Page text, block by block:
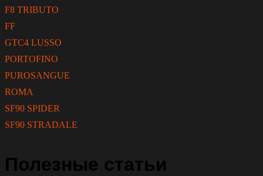
F8 TRIBUTO
FF
GTC4 LUSSO
PORTOFINO
PUROSANGUE
ROMA
SF90 SPIDER
SF90 STRADALE
Полезные статьи